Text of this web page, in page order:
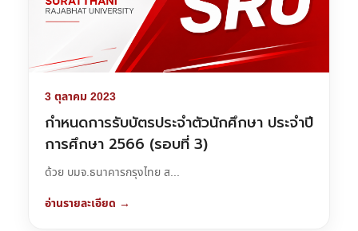
3 ตุลาคม 2023
กำหนดการรับบัตรประจำตัวนักศึกษา ประจำปี
การศึกษา 2566 (รอบที่ 3)
ด้วย บมจ.ธนาคารกรุงไทย ส...
อ่านรายละเอียด →